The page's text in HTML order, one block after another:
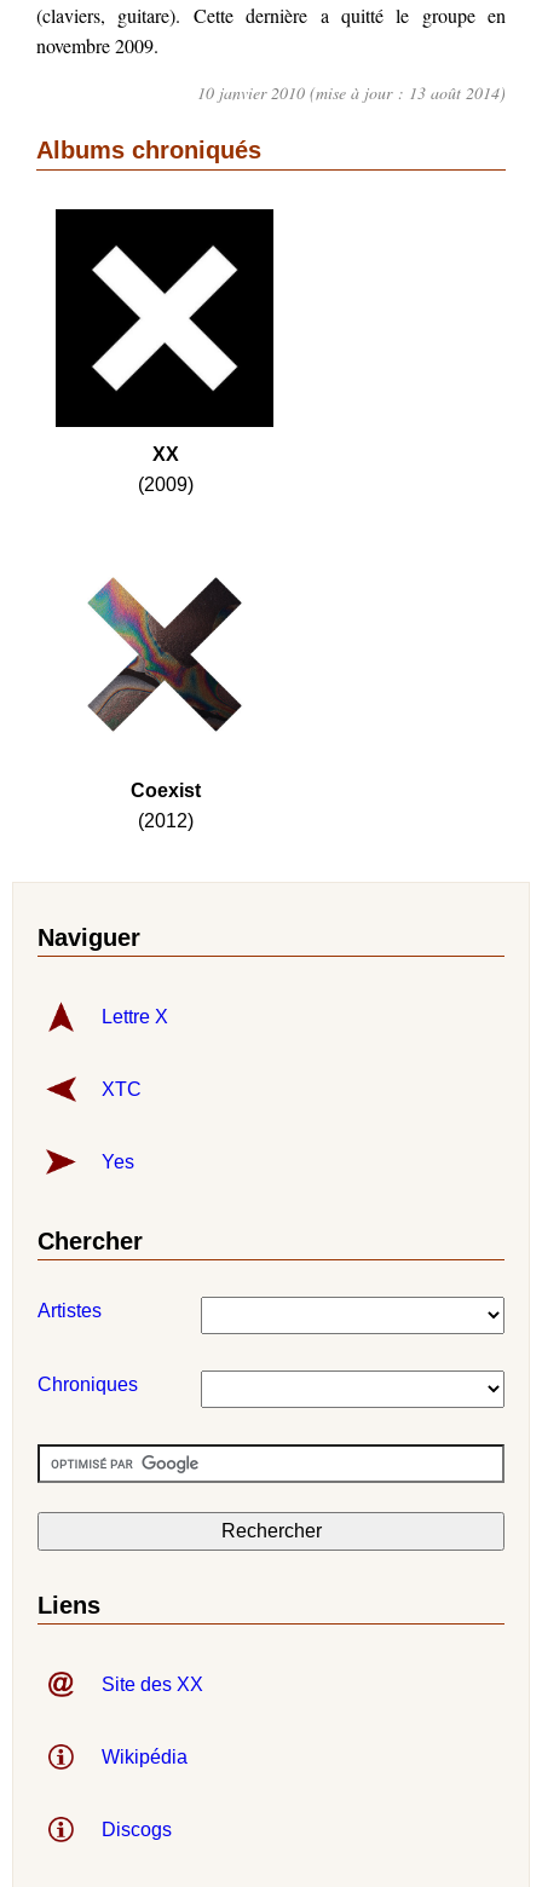
(claviers, guitare). Cette dernière a quitté le groupe en
novembre 2009.
10 janvier 2010 (mise à jour : 13 août 2014)
Albums chroniqués
XX
(2009)
Coexist
(2012)
Naviguer
Lettre X
XTC
Yes
Chercher
Artistes
Chroniques
Liens
Site des XX
Wikipédia
Discogs